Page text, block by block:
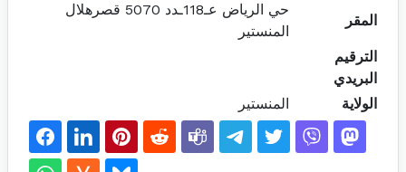
المقر
حي الرياض عـ118ـدد 5070 قصرهلال
المنستير
الترقيم
البريدي
الولاية
المنستير